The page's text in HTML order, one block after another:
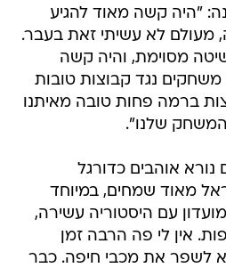
"היה קשה מאוד להגיע
מעולם לא עשיתי זאת בעבר.
מסוימת, והיה קשה
נגד קבוצות טובות
ברמה פחות טובה מאיתנו
המשחק שלנו".
אוהבים כדורגל
מאוד שמחים, במיוחד
עם היסטוריה עשירה,
אין לי פה הרבה זמן
לשפר את מכבי חיפה. כבר